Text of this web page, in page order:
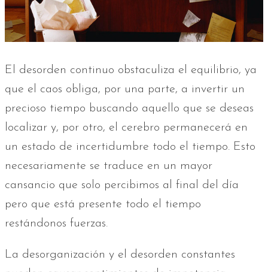
El desorden continuo obstaculiza el equilibrio, ya
que el caos obliga, por una parte, a invertir un
precioso tiempo buscando aquello que se deseas
localizar y, por otro, el cerebro permanecerá en
un estado de incertidumbre todo el tiempo. Esto
necesariamente se traduce en un mayor
cansancio que solo percibimos al final del día
pero que está presente todo el tiempo
restándonos fuerzas.
La desorganización y el desorden constantes